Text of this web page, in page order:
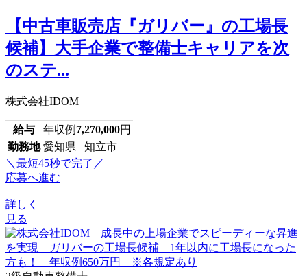
【中古車販売店『ガリバー』の工場長
候補】大手企業で整備士キャリアを次
のステ...
株式会社IDOM
給与 年収例 7,270,000円
勤務地 愛知県 知立市
＼最短45秒で完了／
応募へ進む
詳しく
見る